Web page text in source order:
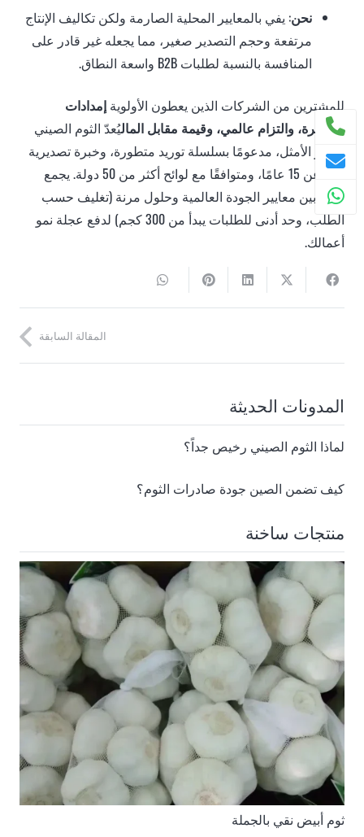
نحن: يفي بالمعايير المحلية الصارمة ولكن تكاليف الإنتاج
مرتفعة وحجم التصدير صغير، مما يجعله غير قادر على
المنافسة بالنسبة لطلبات B2B واسعة النطاق.
للمشترين من الشركات الذين يعطون الأولوية إمدادات
مستقرة، والتزام عالمي، وقيمة مقابل الماليُعدّ الثوم الصيني
الخيار الأمثل، مدعومًا بسلسلة توريد متطورة، وخبرة تصديرية
تزيد عن 15 عامًا، ومتوافقًا مع لوائح أكثر من 50 دولة. يجمع
ثومنا بين معايير الجودة العالمية وحلول مرنة (تغليف حسب
الطلب، وحد أدنى للطلبات يبدأ من 300 كجم) لدفع عجلة نمو
أعمالك.
المقالة السابقة
المدونات الحديثة
لماذا الثوم الصيني رخيص جداً؟
كيف تضمن الصين جودة صادرات الثوم؟
منتجات ساخنة
ثوم أبيض نقي بالجملة